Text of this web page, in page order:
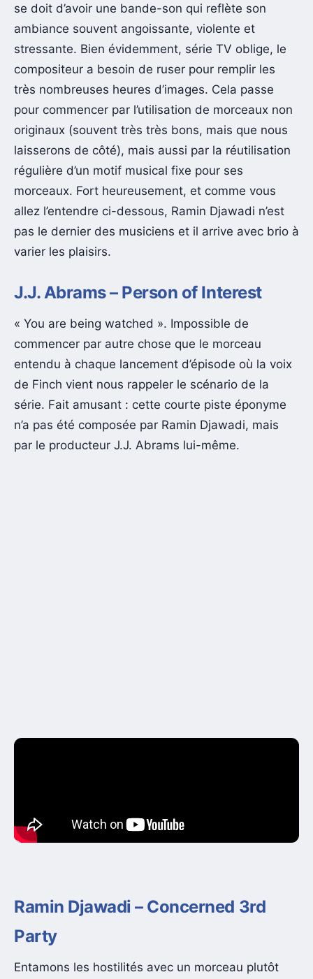
se doit d’avoir une bande-son qui reflète son
ambiance souvent angoissante, violente et
stressante. Bien évidemment, série TV oblige, le
compositeur a besoin de ruser pour remplir les
très nombreuses heures d’images. Cela passe
pour commencer par l’utilisation de morceaux non
originaux (souvent très très bons, mais que nous
laisserons de côté), mais aussi par la réutilisation
régulière d’un motif musical fixe pour ses
morceaux. Fort heureusement, et comme vous
allez l’entendre ci-dessous, Ramin Djawadi n’est
pas le dernier des musiciens et il arrive avec brio à
varier les plaisirs.
J.J. Abrams – Person of Interest
« You are being watched ». Impossible de
commencer par autre chose que le morceau
entendu à chaque lancement d’épisode où la voix
de Finch vient nous rappeler le scénario de la
série. Fait amusant : cette courte piste éponyme
n’a pas été composée par Ramin Djawadi, mais
par le producteur J.J. Abrams lui-même.
Ramin Djawadi – Concerned 3rd
Party
Entamons les hostilités avec un morceau plutôt